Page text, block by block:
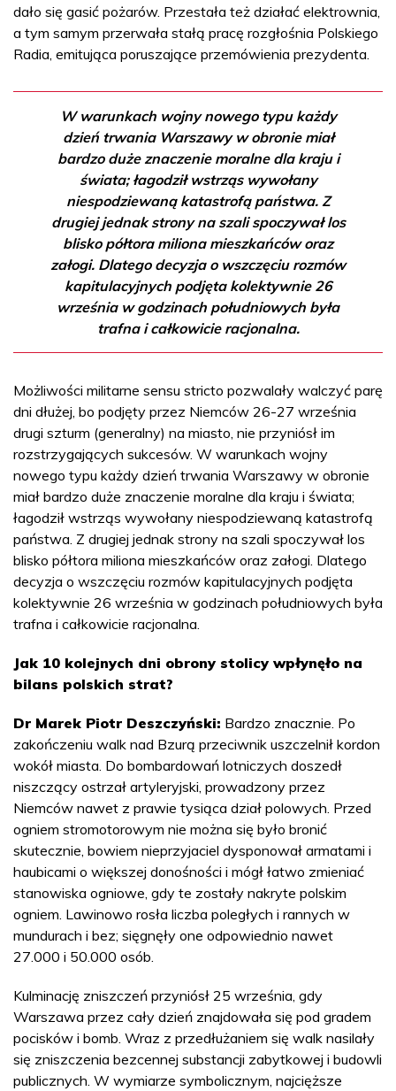
dało się gasić pożarów. Przestała też działać elektrownia,
a tym samym przerwała stałą pracę rozgłośnia Polskiego
Radia, emitująca poruszające przemówienia prezydenta.
W warunkach wojny nowego typu każdy
dzień trwania Warszawy w obronie miał
bardzo duże znaczenie moralne dla kraju i
świata; łagodził wstrząs wywołany
niespodziewaną katastrofą państwa. Z
drugiej jednak strony na szali spoczywał los
blisko półtora miliona mieszkańców oraz
załogi. Dlatego decyzja o wszczęciu rozmów
kapitulacyjnych podjęta kolektywnie 26
września w godzinach południowych była
trafna i całkowicie racjonalna.
Możliwości militarne sensu stricto pozwalały walczyć parę
dni dłużej, bo podjęty przez Niemców 26-27 września
drugi szturm (generalny) na miasto, nie przyniósł im
rozstrzygających sukcesów. W warunkach wojny
nowego typu każdy dzień trwania Warszawy w obronie
miał bardzo duże znaczenie moralne dla kraju i świata;
łagodził wstrząs wywołany niespodziewaną katastrofą
państwa. Z drugiej jednak strony na szali spoczywał los
blisko półtora miliona mieszkańców oraz załogi. Dlatego
decyzja o wszczęciu rozmów kapitulacyjnych podjęta
kolektywnie 26 września w godzinach południowych była
trafna i całkowicie racjonalna.
Jak 10 kolejnych dni obrony stolicy wpłynęło na
bilans polskich strat?
Dr Marek Piotr Deszczyński: Bardzo znacznie. Po
zakończeniu walk nad Bzurą przeciwnik uszczelnił kordon
wokół miasta. Do bombardowań lotniczych doszedł
niszczący ostrzał artyleryjski, prowadzony przez
Niemców nawet z prawie tysiąca dział polowych. Przed
ogniem stromotorowym nie można się było bronić
skutecznie, bowiem nieprzyjaciel dysponował armatami i
haubicami o większej donośności i mógł łatwo zmieniać
stanowiska ogniowe, gdy te zostały nakryte polskim
ogniem. Lawinowo rosła liczba poległych i rannych w
mundurach i bez; sięgnęły one odpowiednio nawet
27.000 i 50.000 osób.
Kulminację zniszczeń przyniósł 25 września, gdy
Warszawa przez cały dzień znajdowała się pod gradem
pocisków i bomb. Wraz z przedłużaniem się walk nasilały
się zniszczenia bezcennej substancji zabytkowej i budowli
publicznych. W wymiarze symbolicznym, najcięższe